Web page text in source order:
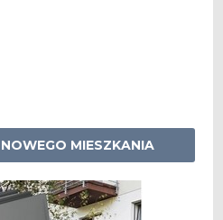
MIESZKANIA